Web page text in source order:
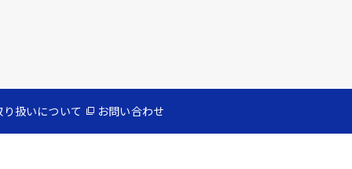
扱いについて お問い合わせ